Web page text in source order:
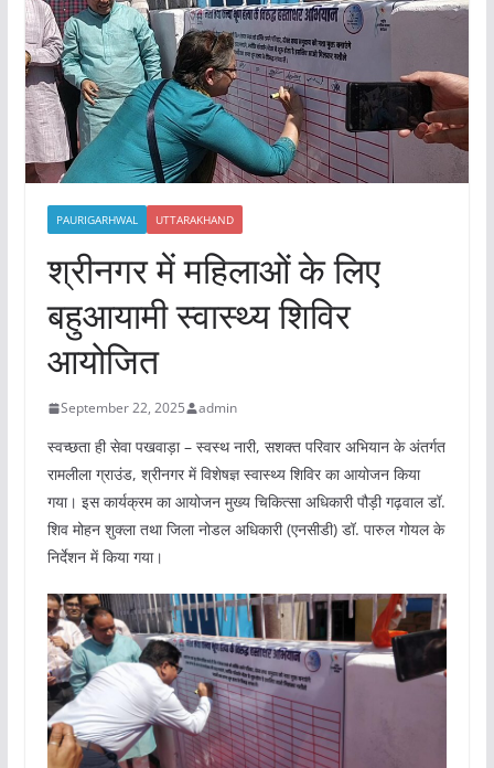
PAURIGARHWAL UTTARAKHAND
श्रीनगर में महिलाओं के लिए
बहुआयामी स्वास्थ्य शिविर
आयोजित
September 22, 2025 admin
स्वच्छता ही सेवा पखवाड़ा – स्वस्थ नारी, सशक्त परिवार अभियान के अंतर्गत
रामलीला ग्राउंड, श्रीनगर में विशेषज्ञ स्वास्थ्य शिविर का आयोजन किया
गया। इस कार्यक्रम का आयोजन मुख्य चिकित्सा अधिकारी पौड़ी गढ़वाल डॉ.
शिव मोहन शुक्ला तथा जिला नोडल अधिकारी (एनसीडी) डॉ. पारुल गोयल के
निर्देशन में किया गया।